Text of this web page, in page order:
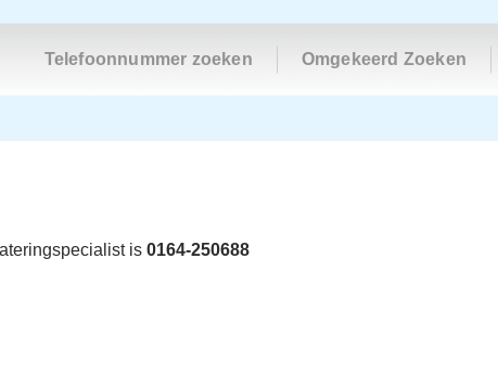
Telefoonnummer zoeken Omgekeerd Zoeken
is 0164-250688